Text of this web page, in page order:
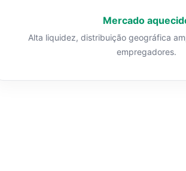
Mercado
Alta liquidez, distribuição geográfica
empregadores.